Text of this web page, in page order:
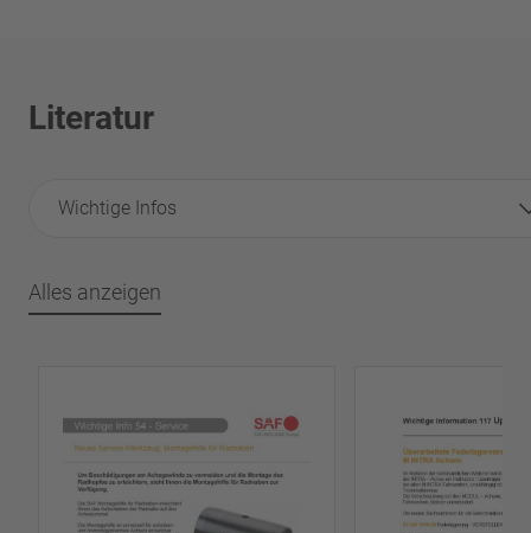
Literatur
Wichtige Infos
Alles anzeigen